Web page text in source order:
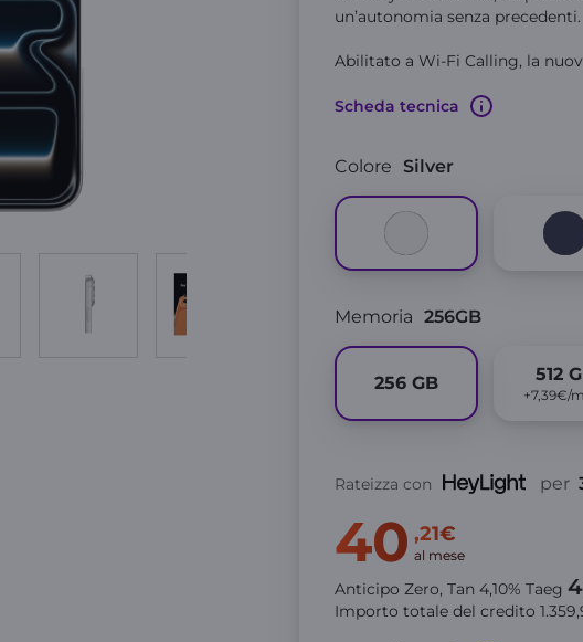
un’autonomia senza precedenti.
Abilitato a Wi-Fi Calling, la nuov
Scheda tecnica
Memoria 256GB
256 GB 512
+7,39€/
Colore Silver
Rateizza con per
40 ,21€
al mese
Anticipo Zero, Tan 4,10% Taeg
Importo totale del credito